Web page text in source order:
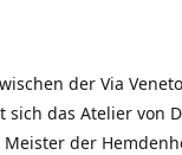
der Via
das Atelier von
der